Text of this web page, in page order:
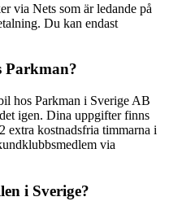
via Nets som är ledande på
Du kan endast
Parkman?
hos Parkman i Sverige AB
igen. Dina uppgifter finns
extra kostnadsfria timmarna i
via
i Sverige?